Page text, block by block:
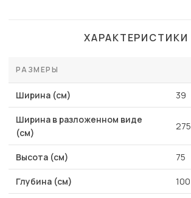
ХАРАКТЕРИСТИКИ
РАЗМЕРЫ
Ширина (см) 39
Ширина в разложенном виде
(см)
275
Высота (см) 75
Глубина (см) 100